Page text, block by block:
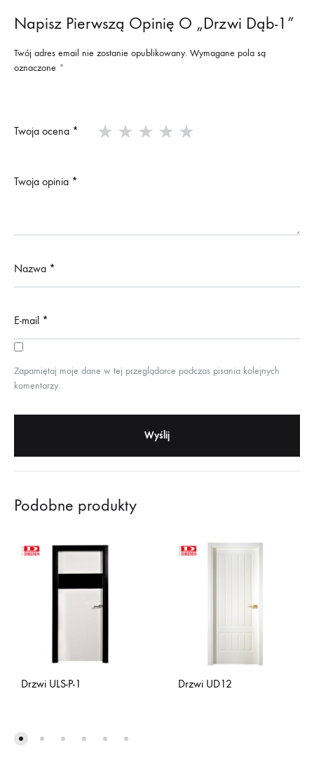
Napisz Pierwszą Opinię O „Drzwi Dąb-1”
Twój adres email nie zostanie opublikowany. Wymagane pola są
oznaczone *
Twoja ocena *
Twoja opinia *
Nazwa *
E-mail *
Zapamiętaj moje dane w tej przeglądarce podczas pisania kolejnych
komentarzy.
Podobne produkty
Drzwi ULS-P-1 Drzwi UD12